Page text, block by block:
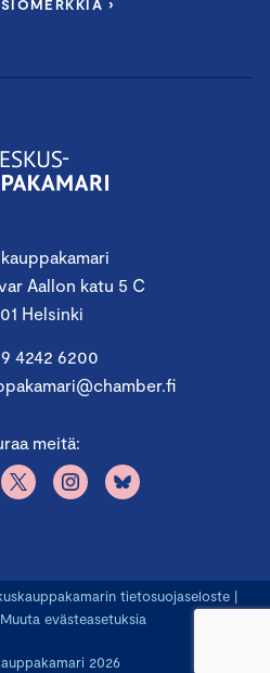
Aallon katu 5 C
Helsinki
4242 6200
meitä:
›
2026
tietosuojaseloste |
Muuta evästeasetuksia